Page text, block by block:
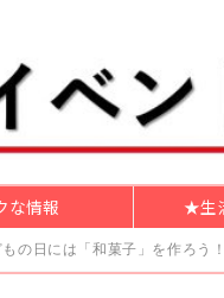
な情報 ★生
もの日には「和菓子」を作ろう